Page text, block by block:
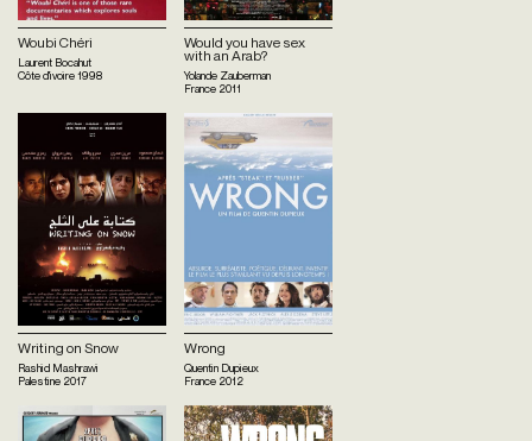
Woubi Chéri
Laurent Bocahut
Côte d'ivoire1998
Would you have sex
with an Arab?
Yolande Zauberman
France 2011
Writing on Snow
Rashid Mashrawi
Palestine 2017
Wrong
Quentin Dupieux
France 2012